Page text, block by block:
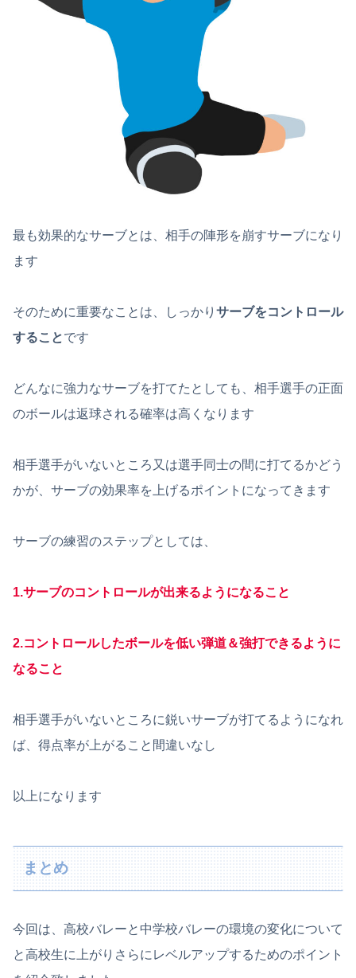
最も効果的なサーブとは、相手の陣形を崩すサーブになり
ます
そのために重要なことは、しっかり サーブをコントロール
することです
どんなに強力なサーブを打てたとしても、相手選手の正面
のボールは返球される確率は高くなります
相手選手がいないところ又は選手同士の間に打てるかどう
かが、サーブの効果率を上げるポイントになってきます
サーブの練習のステップとしては、
1.サーブのコントロールが出来るようになること
2.コントロールしたボールを低い弾道＆強打できるように
なること
相手選手がいないところに鋭いサーブが打てるようになれ
ば、得点率が上がること間違いなし
以上になります
まとめ
今回は、高校バレーと中学校バレーの環境の変化について
と高校生に上がりさらにレベルアップするためのポイント